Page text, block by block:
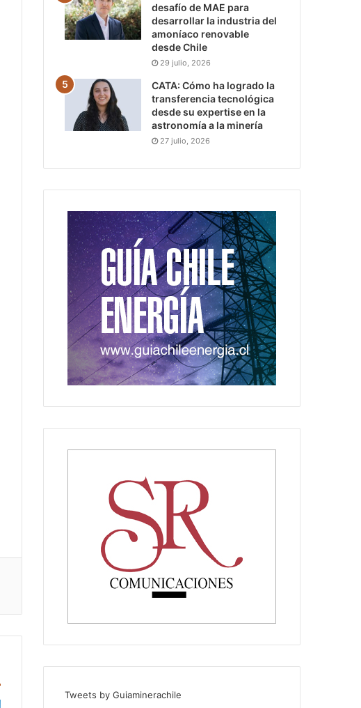
desafío de MAE para
desarrollar la industria del
amoníaco renovable
desde Chile
29 julio, 2026
CATA: Cómo ha logrado la
transferencia tecnológica
desde su expertise en la
astronomía a la minería
27 julio, 2026
Tweets by Guiaminerachile